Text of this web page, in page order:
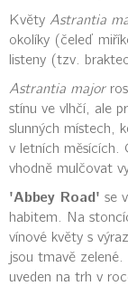
Květy Astrantia
okolíky (čeleď
listeny (tzv.
Astrantia major
stínu ve vlhčí, ale
slunných místech,
v letních měsících.
vhodně mulčovat
'Abbey Road' se
habitem. Na
vínové květy s
jsou tmavě
uveden na trh v